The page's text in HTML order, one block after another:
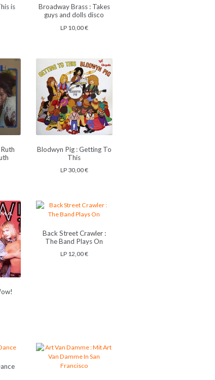
is
Broadway Brass : Takes
guys and dolls disco
LP 10,00€
Blodwyn Pig : Getting To
This
LP 30,00€
Back Street Crawler :
The Band Plays On
LP 12,00€